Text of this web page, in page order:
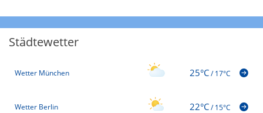
Städtewetter
Wetter München 25°C/17°C
Wetter Berlin 22°C/15°C